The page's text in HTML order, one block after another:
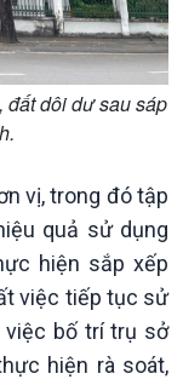
biển, đảo Việt
& Công nghệ
đất dôi dư sau sáp
vị, trong đó tập
quả sử dụng
hiện sắp xếp
việc tiếp tục sử
việc bố trí trụ sở
hiện rà soát,